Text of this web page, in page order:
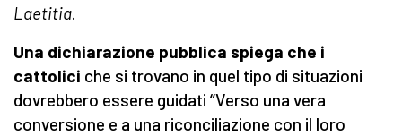
Laetitia
Una dichiarazione pubblica spiega che i
cattolici che si trovano in quel tipo di situazioni
dovrebbero essere guidati “Verso una vera
conversione e a una riconciliazione con il loro